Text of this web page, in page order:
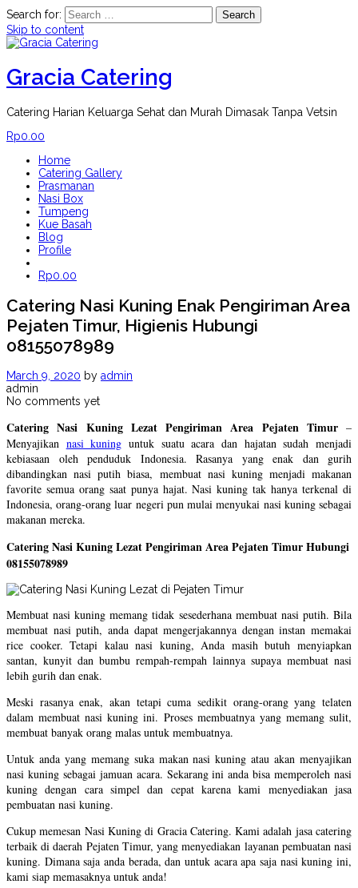
Search for:
Skip to content
Gracia Catering
Catering Harian Keluarga Sehat dan Murah Dimasak Tanpa Vetsin
Rp0.00
Home
Catering Gallery
Prasmanan
Nasi Box
Tumpeng
Kue Basah
Blog
Profile
Rp0.00
Catering Nasi Kuning Enak Pengiriman Area
Pejaten Timur, Higienis Hubungi
08155078989
March 9, 2020 by admin
admin
No comments yet
Catering Nasi Kuning Lezat Pengiriman Area Pejaten Timur–
Menyajikan nasi kuning untuk suatu acara dan hajatan sudah menjadi
kebiasaan oleh penduduk Indonesia. Rasanya yang enak dan gurih
dibandingkan nasi putih biasa, membuat nasi kuning menjadi makanan
favorite semua orang saat punya hajat. Nasi kuning tak hanya terkenal di
Indonesia, orang-orang luar negeri pun mulai menyukai nasi kuning sebagai
makanan mereka.
Catering Nasi Kuning Lezat Pengiriman Area Pejaten Timur Hubungi
08155078989
Membuat nasi kuning memang tidak sesederhana membuat nasi putih. Bila
membuat nasi putih, anda dapat mengerjakannya dengan instan memakai
rice cooker. Tetapi kalau nasi kuning, Anda masih butuh menyiapkan
santan, kunyit dan bumbu rempah-rempah lainnya supaya membuat nasi
lebih gurih dan enak.
Meski rasanya enak, akan tetapi cuma sedikit orang-orang yang telaten
dalam membuat nasi kuning ini. Proses membuatnya yang memang sulit,
membuat banyak orang malas untuk membuatnya.
Untuk anda yang memang suka makan nasi kuning atau akan menyajikan
nasi kuning sebagai jamuan acara. Sekarang ini anda bisa memperoleh nasi
kuning dengan cara simpel dan cepat karena kami menyediakan jasa
pembuatan nasi kuning.
Cukup memesan Nasi Kuning di Gracia Catering. Kami adalah jasa catering
terbaik di daerah Pejaten Timur, yang menyediakan layanan pembuatan nasi
kuning. Dimana saja anda berada, dan untuk acara apa saja nasi kuning ini,
kami siap memasaknya untuk anda!